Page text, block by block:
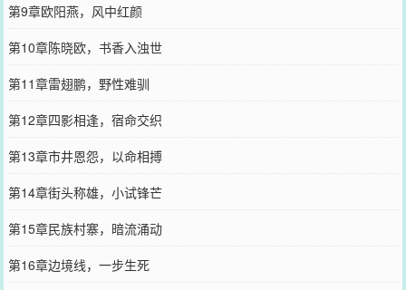
第9章欧阳燕，风中红颜
第10章陈晓欧，书香入浊世
第11章雷翅鹏，野性难驯
第12章四影相逢，宿命交织
第13章市井恩怨，以命相搏
第14章街头称雄，小试锋芒
第15章民族村寨，暗流涌动
第16章边境线，一步生死